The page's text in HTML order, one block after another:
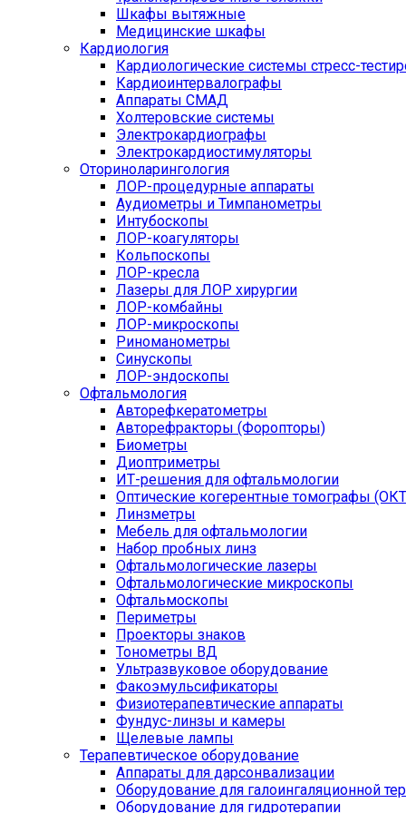
Шкафы вытяжные
Медицинские шкафы
Кардиология
Кардиологические системы стресс-
Кардиоинтервалографы
Аппараты СМАД
Холтеровские системы
Электрокардиографы
Электрокардиостимуляторы
Оториноларингология
ЛОР-процедурные аппараты
Аудиометры и Тимпанометры
Интубоскопы
ЛОР-коагуляторы
Кольпоскопы
ЛОР-кресла
Лазеры для ЛОР хирургии
ЛОР-комбайны
ЛОР-микроскопы
Риноманометры
Синускопы
ЛОР-эндоскопы
Офтальмология
Авторефкератометры
Авторефракторы (Форопторы)
Биометры
Диоптриметры
ИТ-решения для офтальмологии
Оптические когерентные томографы
Линзметры
Мебель для офтальмологии
Набор пробных линз
Офтальмологические лазеры
Офтальмологические микроскопы
Офтальмоскопы
Периметры
Проекторы знаков
Тонометры ВД
Ультразвуковое оборудование
Факоэмульсификаторы
Физиотерапевтические аппараты
Фундус-линзы и камеры
Щелевые лампы
Терапевтическое оборудование
Аппараты для дарсонвализации
Оборудование для галоингаляционной
Оборудование для гидротерапии